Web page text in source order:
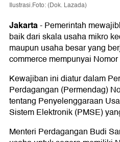
Ilustrasi.Foto: (Dok. Lazada)
Jakarta-Pemerintah
baik dari skala usaha mikro
maupun usaha besar yang
commerce mempunyai
Kewajiban ini diatur dalam
Perdagangan (Permendag)
tentang Penyelenggaraan
Sistem Elektronik (PMSE)
Menteri Perdagangan Budi